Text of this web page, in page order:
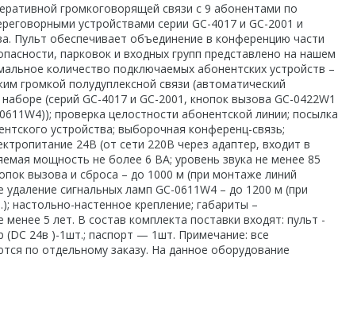
громкоговорящей связи с 9 абонентами по
устройствами серии GC-4017 и GC-2001 и
Пульт обеспечивает объединение в конференцию части
парковок и входных групп представлено на нашем
количество подключаемых абонентских устройств –
громкой полудуплексной связи (автоматический
(серий GC-4017 и GC-2001, кнопок вызова GC-0422W1
проверка целостности абонентской линии; посылка
устройства; выборочная конференц-связь;
24В (от сети 220В через адаптер, входит в
мощность не более 6 ВА; уровень звука не менее 85
вызова и сброса – до 1000 м (при монтаже линий
сигнальных ламп GC-0611W4 – до 1200 м (при
настенное крепление; габариты –
5 лет. В состав комплекта поставки входят: пульт -
24в )-1шт.; паспорт — 1шт. Примечание: все
по отдельному заказу. На данное оборудование